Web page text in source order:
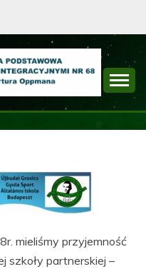
Z
mieliśmy przyjemność
szkoły partnerskiej –